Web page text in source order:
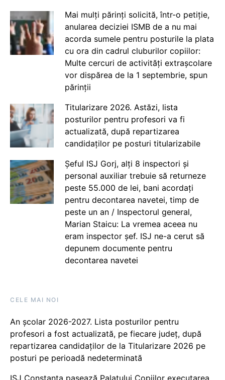
Mai mulți părinți solicită, într-o petiție,
anularea deciziei ISMB de a nu mai
acorda sumele pentru posturile la plata
cu ora din cadrul cluburilor copiilor:
Multe cercuri de activități extrașcolare
vor dispărea de la 1 septembrie, spun
părinții
Titularizare 2026. Astăzi, lista
posturilor pentru profesori va fi
actualizată, după repartizarea
candidaților pe posturi titularizabile
Șeful ISJ Gorj, alți 8 inspectori și
personal auxiliar trebuie să returneze
peste 55.000 de lei, bani acordați
pentru decontarea navetei, timp de
peste un an / Inspectorul general,
Marian Staicu: La vremea aceea nu
eram inspector șef. ISJ ne-a cerut să
depunem documente pentru
decontarea navetei
CELE MAI NOI
An școlar 2026-2027. Lista posturilor pentru
profesori a fost actualizată, pe fiecare județ, după
repartizarea candidaților de la Titularizare 2026 pe
posturi pe perioadă nedeterminată
ISJ Constanța pasează Palatului Copiilor executarea